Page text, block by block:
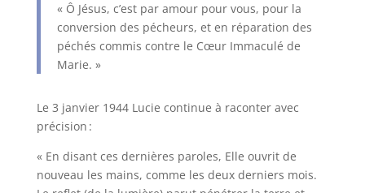
« Ô Jésus, c’est par amour pour vous, pour la
conversion des pécheurs, et en réparation des
péchés commis contre le Cœur Immaculé de
Marie. »
Le 3 janvier 1944 Lucie continue à raconter avec
précision :
« En disant ces dernières paroles, Elle ouvrit de
nouveau les mains, comme les deux derniers mois.